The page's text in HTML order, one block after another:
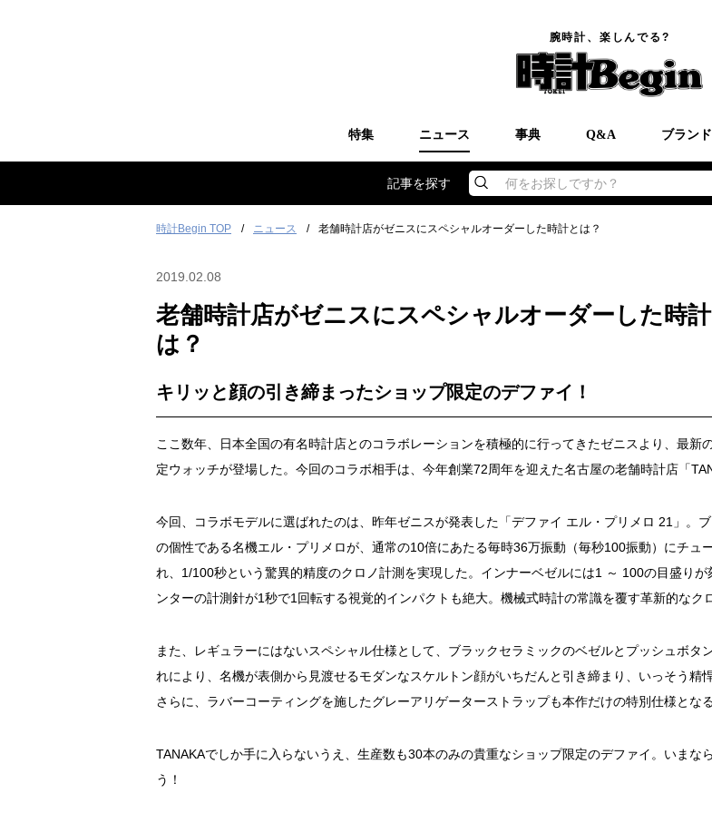
腕時計、楽しんでる?
特集 ニュース 事典 Q&A ブランド
記事を探す 何をお探しですか？
時計Begin TOP ニュース 老舗時計店がゼニスにスペシャルオーダーした時計とは？
2019.02.08
老舗時計店がゼニスにスペシャルオーダーした時
は？
キリッと顔の引き締まったショップ限定のデファイ！
ここ数年、日本全国の有名時計店とのコラボレーションを積極的に行ってきたゼニスより、最新
定ウォッチが登場した。今回のコラボ相手は、今年創業72周年を迎えた名古屋の老舗時計店「
今回、コラボモデルに選ばれたのは、昨年ゼニスが発表した「デファイ エル・プリメロ 21」。
の個性である名機エル・プリメロが、通常の10倍にあたる毎時36万振動（毎秒100振動）にチュ
れ、1/100秒という驚異的精度のクロノ計測を実現した。インナーベゼルには1 ～ 100の目盛りが
ンターの計測針が1秒で1回転する視覚的インパクトも絶大。機械式時計の常識を覆す革新的なク
また、レギュラーにはないスペシャル仕様として、ブラックセラミックのベゼルとプッシュボタ
れにより、名機が表側から見渡せるモダンなスケルトン顔がいちだんと引き締まり、いっそう精悍
さらに、ラバーコーティングを施したグレーアリゲーターストラップも本作だけの特別仕様となる
TANAKAでしか手に入らないうえ、生産数も30本のみの貴重なショップ限定のデファイ。いまな
う！